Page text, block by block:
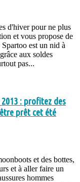
d'hiver pour ne plus
et vous propose de
est un nid à
aux soldes
pas...
: profitez des
prêt cet été
et des bottes,
et à aller faire un
hommes